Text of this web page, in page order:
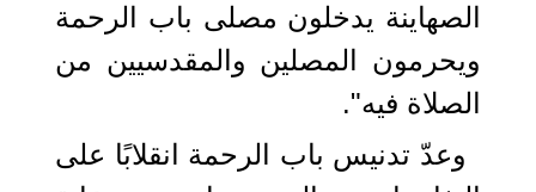
الصهاينة يدخلون مصلى باب الرحمة
ويحرمون المصلين والمقدسيين من
الصلاة فيه".
وعدّ تدنيس باب الرحمة انقلابًا على